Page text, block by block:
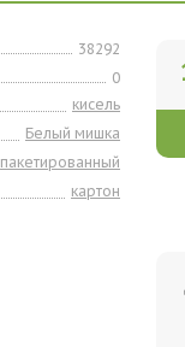
38292
0
кисель
Белый мишка
пакетированный
картон